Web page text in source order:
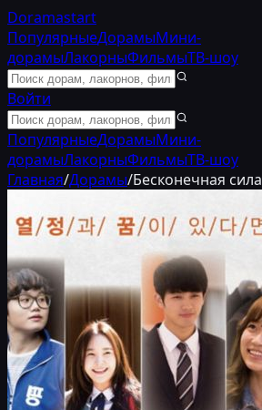
Doramastart
ПопулярныеДорамыМини-
дорамыЛакорныФильмыТВ-шоу
Войти
ПопулярныеДорамыМини-
дорамыЛакорныФильмыТВ-шоу
Главная/Дорамы/Бесконечная сила